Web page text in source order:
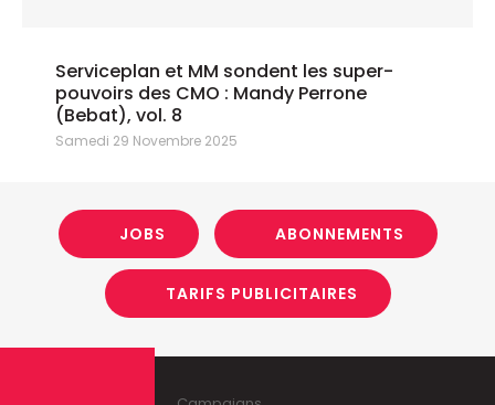
Serviceplan et MM sondent les super-
pouvoirs des CMO : Mandy Perrone
(Bebat), vol. 8
Samedi 29 Novembre 2025
JOBS ABONNEMENTS
TARIFS PUBLICITAIRES